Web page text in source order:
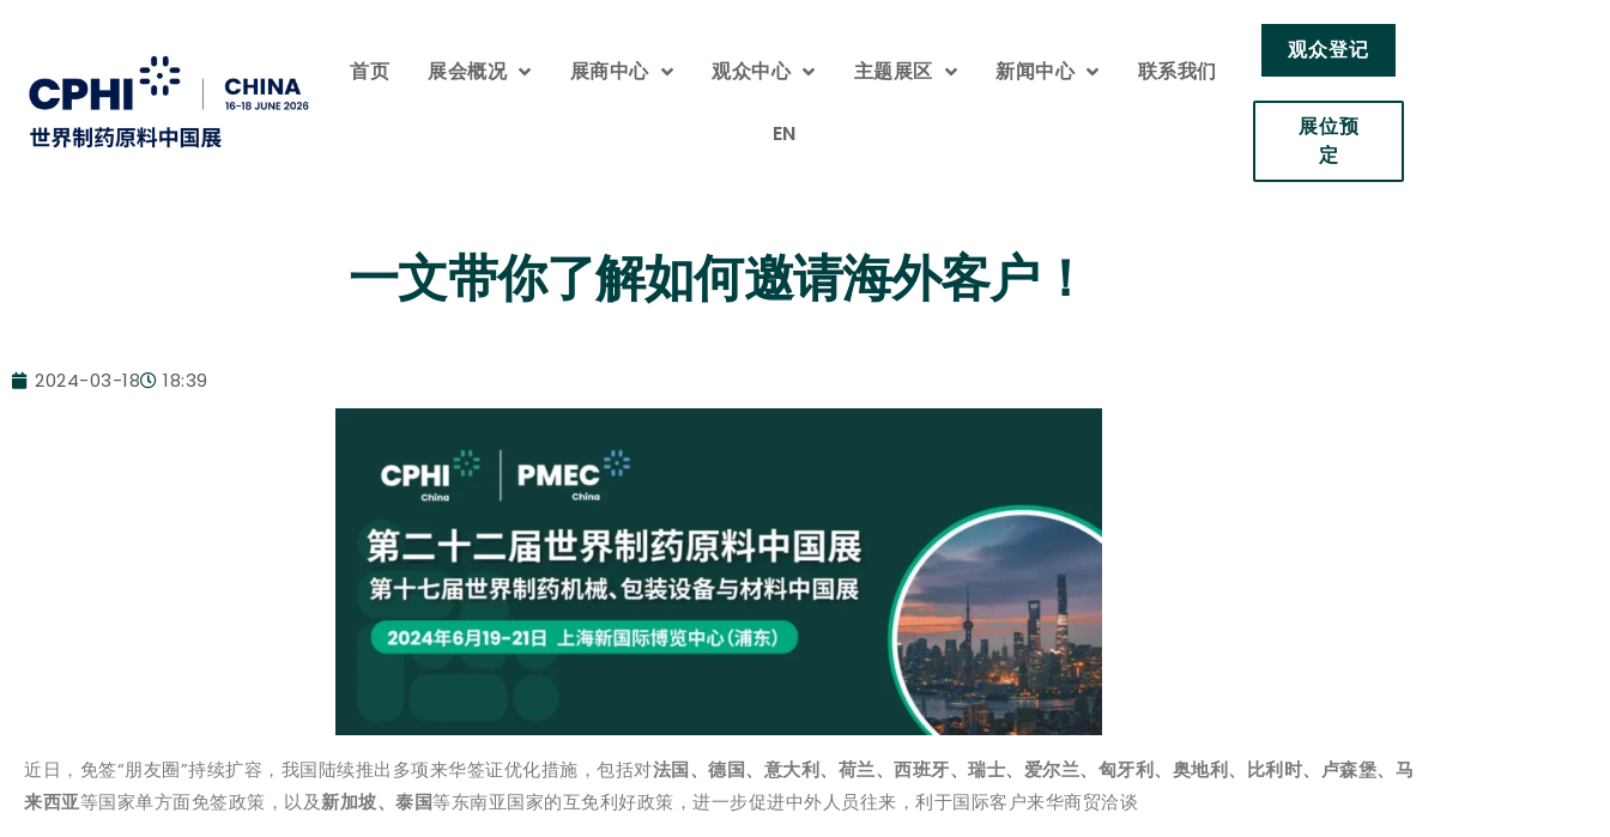
首页 展会概况 展商中心 观众中心 主题展区 新闻中心 联系我们
EN
观众登记
展位预
定
一文带你了解如何邀请海外客户！
2024-03-18 18:39
近日，免签“朋友圈”持续扩容，我国陆续推出多项来华签证优化措施，包括对法国、德国、意大利、荷兰、西班牙、瑞士、爱尔兰、匈牙利、奥地利、比利时、卢森堡、马
来西亚等国家单方面免签政策，以及新加坡、泰国等东南亚国家的互免利好政策，进一步促进中外人员往来，利于国际客户来华商贸洽谈